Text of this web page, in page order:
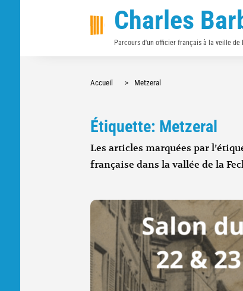
Charles
Parcours d'un officier français à la veille de
Accueil > Metzeral
Étiquette: Metzeral
Les articles marquées par
française dans la vallée de la